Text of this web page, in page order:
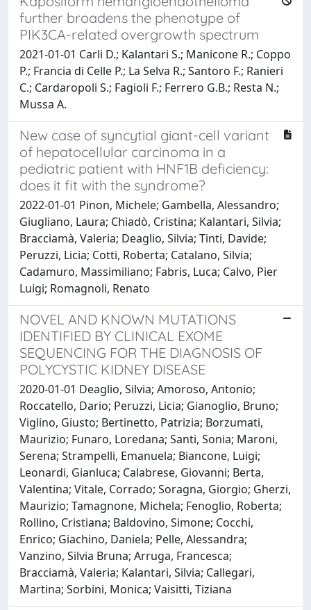
further broadens the phenotype of
PIK3CA-related overgrowth spectrum
2021-01-01 Carli D.; Kalantari S.; Manicone R.; Coppo
P.; Francia di Celle P.; La Selva R.; Santoro F.; Ranieri
C.; Cardaropoli S.; Fagioli F.; Ferrero G.B.; Resta N.;
Mussa A.
New case of syncytial giant-cell variant
of hepatocellular carcinoma in a
pediatric patient with HNF1B deficiency:
does it fit with the syndrome?
2022-01-01 Pinon, Michele; Gambella, Alessandro;
Giugliano, Laura; Chiadò, Cristina; Kalantari, Silvia;
Bracciamà, Valeria; Deaglio, Silvia; Tinti, Davide;
Peruzzi, Licia; Cotti, Roberta; Catalano, Silvia;
Cadamuro, Massimiliano; Fabris, Luca; Calvo, Pier
Luigi; Romagnoli, Renato
NOVEL AND KNOWN MUTATIONS
IDENTIFIED BY CLINICAL EXOME
SEQUENCING FOR THE DIAGNOSIS OF
POLYCYSTIC KIDNEY DISEASE
2020-01-01 Deaglio, Silvia; Amoroso, Antonio;
Roccatello, Dario; Peruzzi, Licia; Gianoglio, Bruno;
Viglino, Giusto; Bertinetto, Patrizia; Borzumati,
Maurizio; Funaro, Loredana; Santi, Sonia; Maroni,
Serena; Strampelli, Emanuela; Biancone, Luigi;
Leonardi, Gianluca; Calabrese, Giovanni; Berta,
Valentina; Vitale, Corrado; Soragna, Giorgio; Gherzi,
Maurizio; Tamagnone, Michela; Fenoglio, Roberta;
Rollino, Cristiana; Baldovino, Simone; Cocchi,
Enrico; Giachino, Daniela; Pelle, Alessandra;
Vanzino, Silvia Bruna; Arruga, Francesca;
Bracciamà, Valeria; Kalantari, Silvia; Callegari,
Martina; Sorbini, Monica; Vaisitti, Tiziana